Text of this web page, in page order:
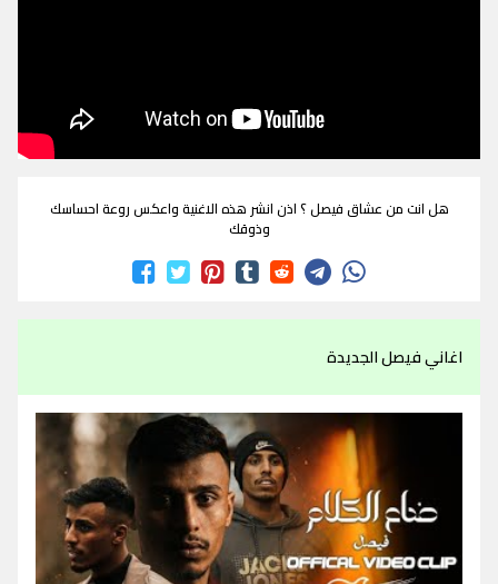
هل انت من عشاق فيصل ؟ اذن انشر هذه الاغنية واعكس روعة احساسك
وذوقك
اغاني فيصل الجديدة